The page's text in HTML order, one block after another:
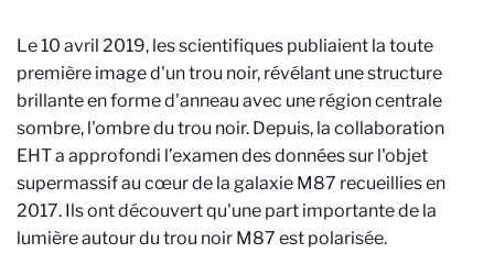
Le 10 avril 2019, les scientifiques publiaient la toute
première image d'un trou noir, révélant une structure
brillante en forme d'anneau avec une région centrale
sombre, l'ombre du trou noir. Depuis, la collaboration
EHT a approfondi l’examen des données sur l'objet
supermassif au cœur de la galaxie M87 recueillies en
2017. Ils ont découvert qu'une part importante de la
lumière autour du trou noir M87 est polarisée.